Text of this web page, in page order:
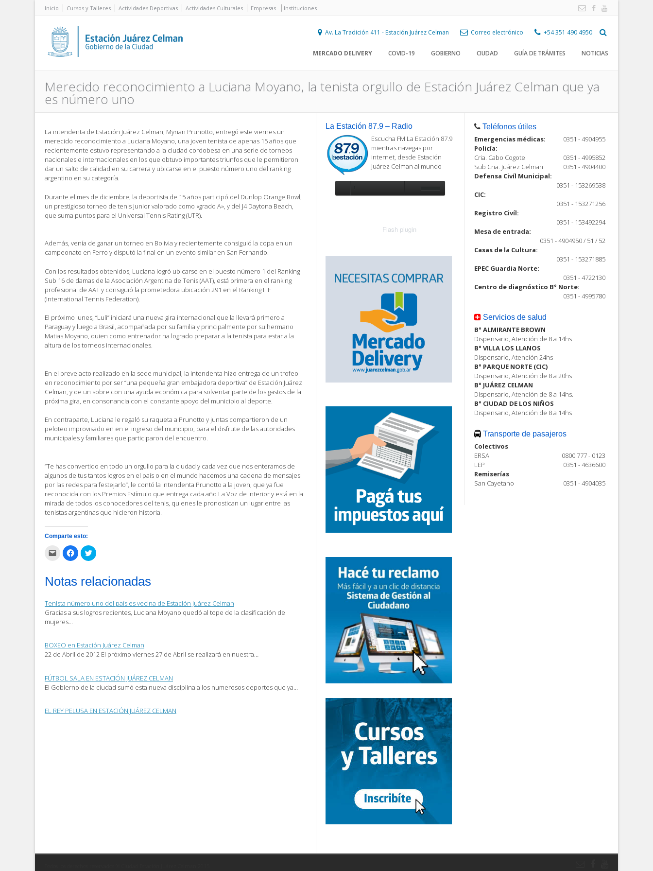
Inicio Cursos y Talleres Actividades Deportivas Actividades Culturales Empresas Instituciones
Av. La Tradición 411 - Estación Juárez Celman Correo electrónico +54 351 490 4950
MERCADO DELIVERY COVID-19 GOBIERNO CIUDAD GUÍA DE TRÁMITES NOTICIAS
Merecido reconocimiento a Luciana Moyano, la tenista orgullo de Estación Juárez Celman que ya
es número uno
La intendenta de Estación Juárez Celman, Myrian Prunotto, entregó este viernes un
merecido reconocimiento a Luciana Moyano, una joven tenista de apenas 15 años que
recientemente estuvo representando a la ciudad cordobesa en una serie de torneos
nacionales e internacionales en los que obtuvo importantes triunfos que le permitieron
dar un salto de calidad en su carrera y ubicarse en el puesto número uno del ranking
argentino en su categoría.
Durante el mes de diciembre, la deportista de 15 años participó del Dunlop Orange Bowl,
un prestigioso torneo de tenis junior valorado como «grado A», y del J4 Daytona Beach,
que suma puntos para el Universal Tennis Rating (UTR).
Además, venía de ganar un torneo en Bolivia y recientemente consiguió la copa en un
campeonato en Ferro y disputó la final en un evento similar en San Fernando.
Con los resultados obtenidos, Luciana logró ubicarse en el puesto número 1 del Ranking
Sub 16 de damas de la Asociación Argentina de Tenis (AAT), está primera en el ranking
profesional de AAT y consiguió la prometedora ubicación 291 en el Ranking ITF
(International Tennis Federation).
El próximo lunes, “Luli” iniciará una nueva gira internacional que la llevará primero a
Paraguay y luego a Brasil, acompañada por su familia y principalmente por su hermano
Matias Moyano, quien como entrenador ha logrado preparar a la tenista para estar a la
altura de los torneos internacionales.
En el breve acto realizado en la sede municipal, la intendenta hizo entrega de un trofeo
en reconocimiento por ser “una pequeña gran embajadora deportiva” de Estación Juárez
Celman, y de un sobre con una ayuda económica para solventar parte de los gastos de la
próxima gira, en consonancia con el constante apoyo del municipio al deporte.
En contraparte, Luciana le regaló su raqueta a Prunotto y juntas compartieron de un
peloteo improvisado en en el ingreso del municipio, para el disfrute de las autoridades
municipales y familiares que participaron del encuentro.
“Te has convertido en todo un orgullo para la ciudad y cada vez que nos enteramos de
algunos de tus tantos logros en el país o en el mundo hacemos una cadena de mensajes
por las redes para festejarlo”, le contó la intendenta Prunotto a la joven, que ya fue
reconocida con los Premios Estímulo que entrega cada año La Voz de Interior y está en la
mirada de todos los conocedores del tenis, quienes le pronostican un lugar entre las
tenistas argentinas que hicieron historia.
Comparte esto:
Haz
clic
para
correo
electrónico
amigo
(Se
abre
en
Haz
clic
para
Facebook
(Se
una
ventana
nueva)
Haz
clic
en
Twitter
(Se
una
ventana
nueva)
Notas relacionadas
Tenista número uno del país es vecina de Estación Juárez Celman
Gracias a sus logros recientes, Luciana Moyano quedó al tope de la clasificación de
mujeres…
BOXEO en Estación Juárez Celman
22 de Abril de 2012 El próximo viernes 27 de Abril se realizará en nuestra…
FÚTBOL SALA EN ESTACIÓN JUÁREZ CELMAN
El Gobierno de la ciudad sumó esta nueva disciplina a los numerosos deportes que ya…
EL REY PELUSA EN ESTACIÓN JUÁREZ CELMAN
La Estación 87.9 – Radio
Escucha FM La Estación 87.9
mientras navegas por
internet, desde Estación
Juárez Celman al mundo
Flash plugin
Teléfonos útiles
Emergencias médicas:
0351 - 4904955
Policía:
Cria. Cabo Cogote
0351 - 4995852
Sub Cria. Juárez Celman
0351 - 4904400
Defensa Civíl Municipal:
0351 - 153269538
CIC:
0351 - 153271256
Registro Civíl:
0351 - 153492294
Mesa de entrada:
0351 - 4904950 / 51 / 52
Casas de la Cultura:
0351 - 153271885
EPEC Guardia Norte:
0351 - 4722130
Centro de diagnóstico B° Norte:
0351 - 4995780
Servicios de salud
B° ALMIRANTE BROWN
Dispensario, Atención de 8 a 14hs
B° VILLA LOS LLANOS
Dispensario, Atención 24hs
B° PARQUE NORTE (CIC)
Dispensario, Atención de 8 a 20hs
B° JUÁREZ CELMAN
Dispensario, Atención de 8 a 14hs.
B° CIUDAD DE LOS NIÑOS
Dispensario, Atención de 8 a 14hs
Transporte de pasajeros
Colectivos
ERSA
0800 777 - 0123
LEP
0351 - 4636600
Remiserías
San Cayetano
0351 - 4904035